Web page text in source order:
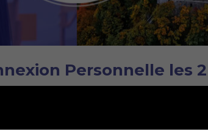
Personnelle les
(Canada)